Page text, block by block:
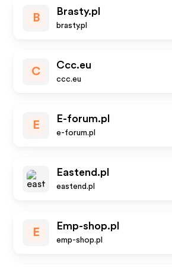
B
Brasty.pl
brasty.pl
C
Ccc.eu
ccc.eu
E
E-forum.pl
e-forum.pl
Eastend.pl
eastend.pl
E
Emp-shop.pl
emp-shop.pl